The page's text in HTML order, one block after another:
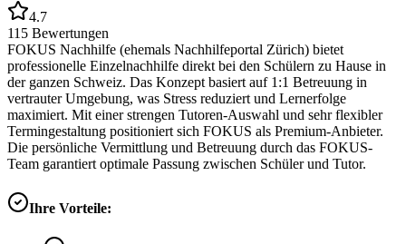
4.7
115 Bewertungen
FOKUS Nachhilfe (ehemals Nachhilfeportal Zürich) bietet
professionelle Einzelnachhilfe direkt bei den Schülern zu Hause in
der ganzen Schweiz. Das Konzept basiert auf 1:1 Betreuung in
vertrauter Umgebung, was Stress reduziert und Lernerfolge
maximiert. Mit einer strengen Tutoren-Auswahl und sehr flexibler
Termingestaltung positioniert sich FOKUS als Premium-Anbieter.
Die persönliche Vermittlung und Betreuung durch das FOKUS-
Team garantiert optimale Passung zwischen Schüler und Tutor.
Ihre Vorteile: